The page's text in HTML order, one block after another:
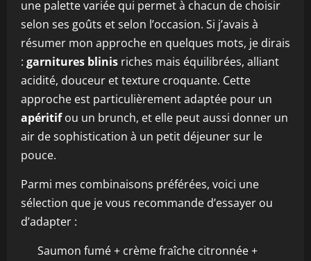
une palette variée qui permet à chacun de choisir
selon ses goûts et selon l’occasion. Si j’avais à
résumer mon approche en quelques mots, je dirais
: garnitures blinis riches mais équilibrées, alliant
acidité, douceur et texture croquante. Cette
approche est particulièrement adaptée pour un
apéritifou un brunch, et elle peut aussi donner un
air de sophistication à un petit déjeuner sur le
pouce.
Parmi mes combinaisons préférées, voici une
sélection que je vous recommande d’essayer ou
d’adapter :
Saumon fumé + crème fraîche citronnée +